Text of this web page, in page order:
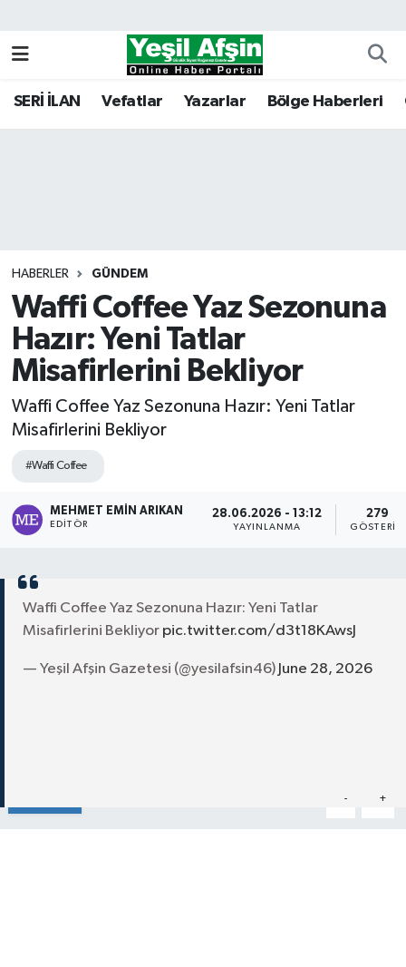
SERİ İLAN Vefatlar Yazarlar Bölge Haberleri
HABERLER GÜNDEM
Waffi Coffee Yaz Sezonuna
Hazır: Yeni Tatlar
Misafirlerini Bekliyor
Waffi Coffee Yaz Sezonuna Hazır: Yeni Tatlar
Misafirlerini Bekliyor
#Waffi Coffee
MEHMET EMIN ARIKAN
EDITÖR
28.06.2026 - 13:12
YAYINLANMA
279
GÖSTERIM
Waffi Coffee Yaz Sezonuna Hazır: Yeni Tatlar
Misafirlerini Bekliyor pic.twitter.com/d3t18KAwsJ
— Yeşil Afşin Gazetesi (@yesilafsin46) June 28, 2026
- +
Kahramanmaraş Nöbetçi Eczaneler
Tüm Manşetler
Son Dakika Haberleri